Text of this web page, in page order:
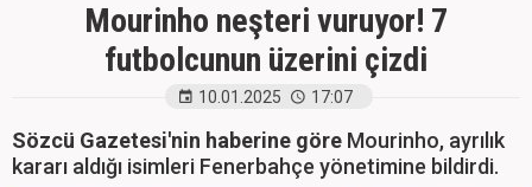
Mourinho neşteri vuruyor! 7
futbolcunun üzerini çizdi
10.01.2025 17:07
Sözcü Gazetesi'nin haberine göre Mourinho, ayrılık
kararı aldığı isimleri Fenerbahçe yönetimine bildirdi.